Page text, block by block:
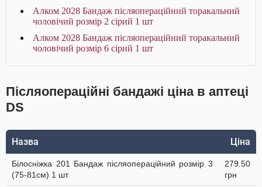
Алком 2028 Бандаж післяопераційний торакальний
чоловічий розмір 2 сірий 1 шт
Алком 2028 Бандаж післяопераційний торакальний
чоловічий розмір 6 сірий 1 шт
Післяопераційні бандажі ціна в аптеці
DS
Назва Ціна
Білосніжка 201 Бандаж післяопераційний розмір 3
(75-81см) 1 шт
279.50
грн